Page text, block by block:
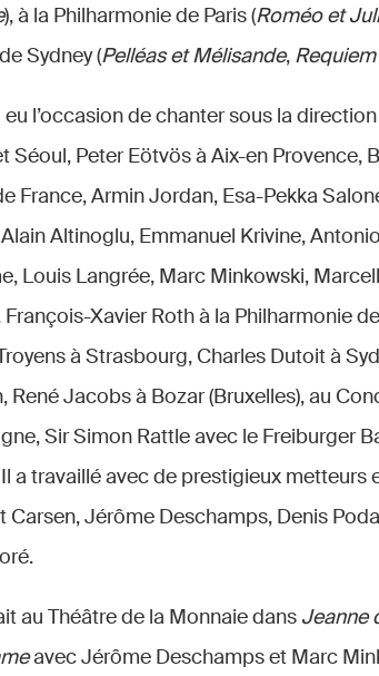
), à la Philharmonie de Paris (Roméo et
Sydney (Pelléas et Mélisande, Requiem
eu l’occasion de chanter sous la
Séoul, Peter Eötvös à Aix-en Provence,
France, Armin Jordan, Esa-Pekka
Altinoglu, Emmanuel Krivine,
Louis Langrée, Marc Minkowski,
Xavier Roth à la Philharmonie
à Strasbourg, Charles Dutoit à
René Jacobs à Bozar (Bruxelles), au
Sir Simon Rattle avec le Freiburger
a travaillé avec de prestigieux metteurs
Jérôme Deschamps, Denis
au Théâtre de la Monnaie dans Jeanne
avec Jérôme Deschamps et Marc